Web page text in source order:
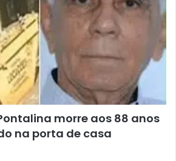
morre aos 88 anos
na porta de casa